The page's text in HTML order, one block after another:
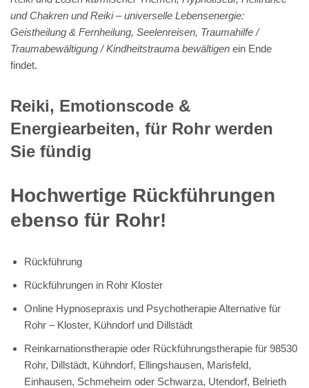
und Chakren und Reiki – universelle Lebensenergie:
Geistheilung & Fernheilung, Seelenreisen, Traumahilfe /
Traumabewältigung / Kindheitstrauma bewältigen ein Ende
findet.
Reiki, Emotionscode &
Energiearbeiten, für Rohr werden
Sie fündig
Hochwertige Rückführungen
ebenso für Rohr!
Rückführung
Rückführungen in Rohr Kloster
Online Hypnosepraxis und Psychotherapie Alternative für
Rohr – Kloster, Kühndorf und Dillstädt
Reinkarnationstherapie oder Rückführungstherapie für 98530
Rohr, Dillstädt, Kühndorf, Ellingshausen, Marisfeld,
Einhausen, Schmeheim oder Schwarza, Utendorf, Belrieth